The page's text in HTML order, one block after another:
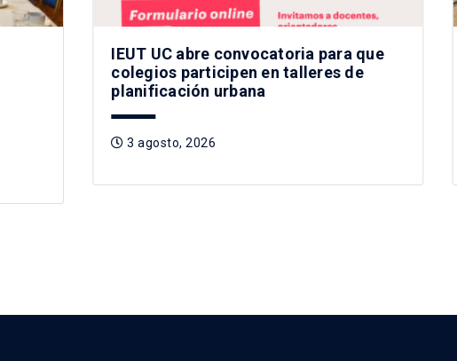
IEUT UC abre convocatoria para que
colegios participen en talleres de
planificación urbana
3 agosto, 2026